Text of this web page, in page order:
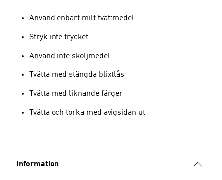
Använd enbart milt tvättmedel
Stryk inte trycket
Använd inte sköljmedel
Tvätta med stängda blixtlås
Tvätta med liknande färger
Tvätta och torka med avigsidan ut
Information